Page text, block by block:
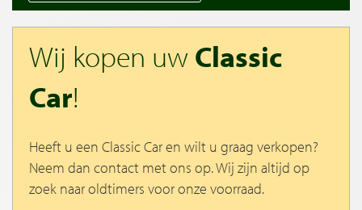
Wij kopen uwClassic
Car!
Heeft u een Classic Car en wilt u graag verkopen?
Neem dan contact met ons op. Wij zijn altijd op
zoek naar oldtimers voor onze voorraad.